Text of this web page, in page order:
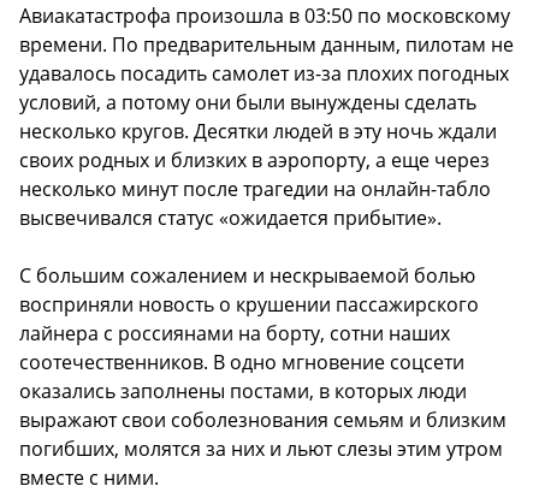
Авиакатастрофа произошла в 03:50 по московскому
времени. По предварительным данным, пилотам не
удавалось посадить самолет из-за плохих погодных
условий, а потому они были вынуждены сделать
несколько кругов. Десятки людей в эту ночь ждали
своих родных и близких в аэропорту, а еще через
несколько минут после трагедии на онлайн-табло
высвечивался статус «ожидается прибытие».
С большим сожалением и нескрываемой болью
восприняли новость о крушении пассажирского
лайнера с россиянами на борту, сотни наших
соотечественников. В одно мгновение соцсети
оказались заполнены постами, в которых люди
выражают свои соболезнования семьям и близким
погибших, молятся за них и льют слезы этим утром
вместе с ними.